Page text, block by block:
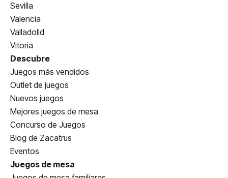
Sevilla
Valencia
Valladolid
Vitoria
Descubre
Juegos más vendidos
Outlet de juegos
Nuevos juegos
Mejores juegos de mesa
Concurso de Juegos
Blog de Zacatrus
Eventos
Juegos de mesa